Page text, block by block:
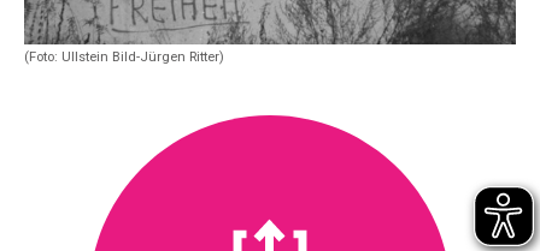
(Foto: Ullstein Bild-Jürgen Ritter)